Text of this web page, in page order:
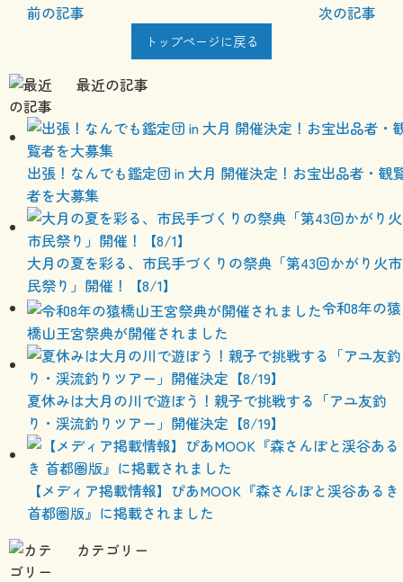
前の記事
次の記事
トップページに戻る
最近の記事
出張！なんでも鑑定団 in 大月 開催決定！お宝出品者・観
者を大募集
大月の夏を彩る、市民手づくりの祭典「第43回かがり火市
民祭り」開催！【8/1】
令和8年の猿
橋山王宮祭典が開催されました
夏休みは大月の川で遊ぼう！親子で挑戦する「アユ友釣
り・渓流釣りツアー」開催決定【8/19】
【メディア掲載情報】ぴあMOOK『森さんぽと渓谷あるき
首都圏版』に掲載されました
カテゴリー